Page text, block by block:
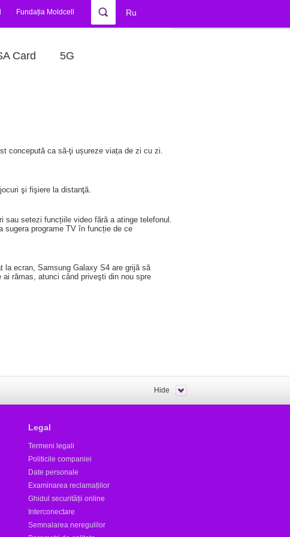
Fundația Moldcell Ru
Card 5G
concepută ca să-ţi ușureze viața de zi cu zi.
şi fişiere la distanţă.
setezi funcțiile video fără a atinge telefonul.
programe TV în funcție de ce
ecran, Samsung Galaxy S4 are grijă să
rămas, atunci când priveşti din nou spre
Hide
Legal
Termeni legali
Politicile companiei
Date personale
Examinarea reclamațiilor
Ghidul securității online
Interconectare
Semnalarea neregulilor